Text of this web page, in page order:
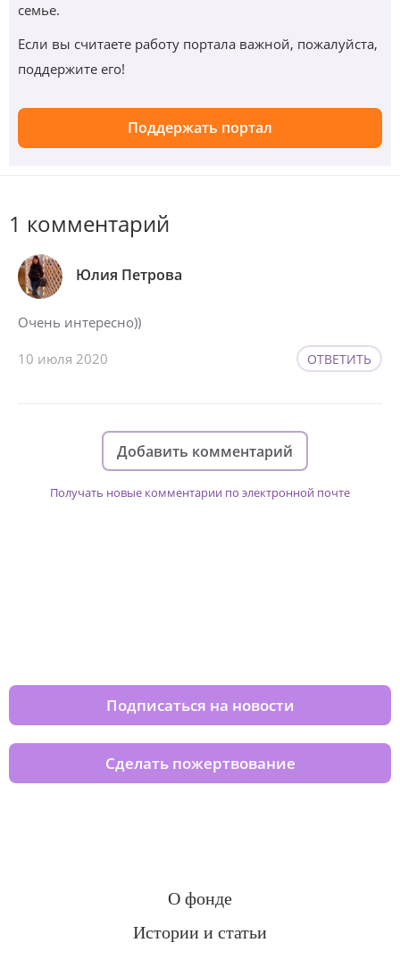
семье.
Если вы считаете работу портала важной, пожалуйста,
поддержите его!
Поддержать портал
1 комментарий
Юлия Петрова
Очень интересно))
10 июля 2020 ОТВЕТИТЬ
Добавить комментарий
Получать новые комментарии по электронной почте
Подписаться на новости
Сделать пожертвование
О фонде
Истории и статьи